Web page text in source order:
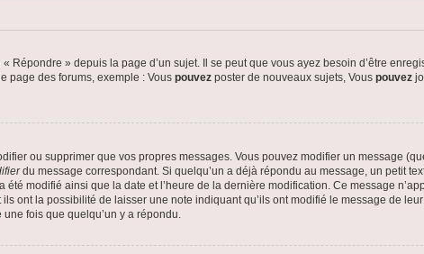
Répondre » depuis la page d’un sujet. Il se peut que vous ayez besoin d’être
page des forums, exemple : Vous pouvez poster de nouveaux sujets, Vous pouvez
ou supprimer que vos propres messages. Vous pouvez modifier un message
du message correspondant. Si quelqu’un a déjà répondu au message, un petit
modifié ainsi que la date et l’heure de la dernière modification. Ce message
ont la possibilité de laisser une note indiquant qu’ils ont modifié le message de
fois que quelqu’un y a répondu.